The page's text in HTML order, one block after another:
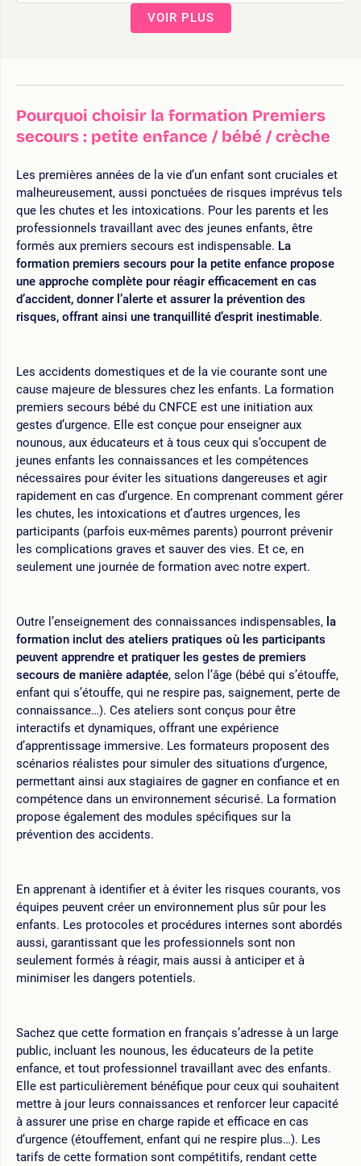
VOIR PLUS
Pourquoi choisir la formation Premiers
secours : petite enfance / bébé / crèche
Les premières années de la vie d’un enfant sont cruciales et
malheureusement, aussi ponctuées de risques imprévus tels
que les chutes et les intoxications. Pour les parents et les
professionnels travaillant avec des jeunes enfants, être
formés aux premiers secours est indispensable. La
formation premiers secours pour la petite enfance propose
une approche complète pour réagir efficacement en cas
d’accident, donner l’alerte et assurer la prévention des
risques, offrant ainsi une tranquillité d’esprit inestimable.
Les accidents domestiques et de la vie courante sont une
cause majeure de blessures chez les enfants. La formation
premiers secours bébé du CNFCE est une initiation aux
gestes d’urgence. Elle est conçue pour enseigner aux
nounous, aux éducateurs et à tous ceux qui s’occupent de
jeunes enfants les connaissances et les compétences
nécessaires pour éviter les situations dangereuses et agir
rapidement en cas d’urgence. En comprenant comment gérer
les chutes, les intoxications et d’autres urgences, les
participants (parfois eux-mêmes parents) pourront prévenir
les complications graves et sauver des vies. Et ce, en
seulement une journée de formation avec notre expert.
Outre l’enseignement des connaissances indispensables, la
formation inclut des ateliers pratiques où les participants
peuvent apprendre et pratiquer les gestes de premiers
secours de manière adaptée, selon l’âge (bébé qui s’étouffe,
enfant qui s’étouffe, qui ne respire pas, saignement, perte de
connaissance…). Ces ateliers sont conçus pour être
interactifs et dynamiques, offrant une expérience
d’apprentissage immersive. Les formateurs proposent des
scénarios réalistes pour simuler des situations d’urgence,
permettant ainsi aux stagiaires de gagner en confiance et en
compétence dans un environnement sécurisé. La formation
propose également des modules spécifiques sur la
prévention des accidents.
En apprenant à identifier et à éviter les risques courants, vos
équipes peuvent créer un environnement plus sûr pour les
enfants. Les protocoles et procédures internes sont abordés
aussi, garantissant que les professionnels sont non
seulement formés à réagir, mais aussi à anticiper et à
minimiser les dangers potentiels.
Sachez que cette formation en français s’adresse à un large
public, incluant les nounous, les éducateurs de la petite
enfance, et tout professionnel travaillant avec des enfants.
Elle est particulièrement bénéfique pour ceux qui souhaitent
mettre à jour leurs connaissances et renforcer leur capacité
à assurer une prise en charge rapide et efficace en cas
d’urgence (étouffement, enfant qui ne respire plus…). Les
tarifs de cette formation sont compétitifs, rendant cette